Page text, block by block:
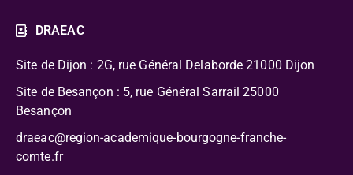
DRAEAC
Site de Dijon : 2G, rue Général Delaborde 21000 Dijon
Site de Besançon : 5, rue Général Sarrail 25000
Besançon
draeac@region-academique-bourgogne-franche-
comte.fr